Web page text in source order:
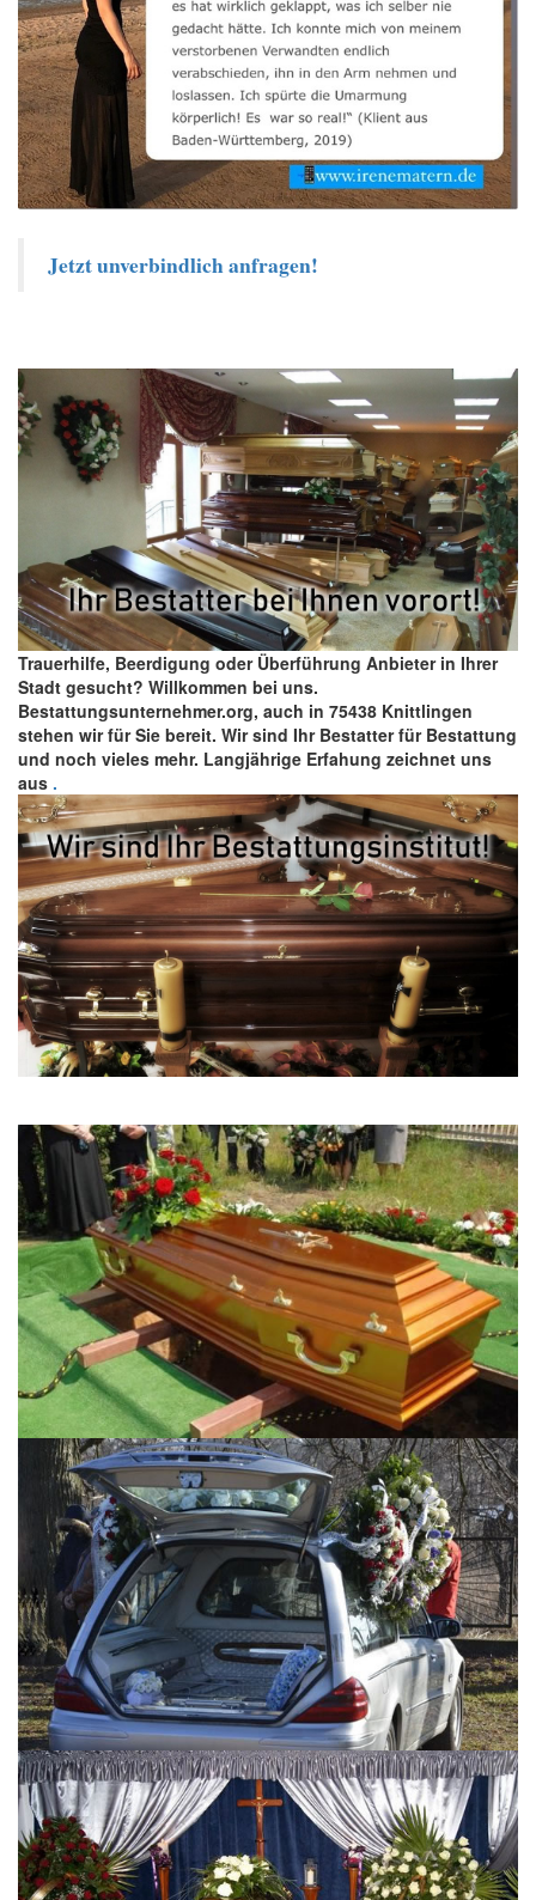
Jetzt unverbindlich anfragen!
Trauerhilfe, Beerdigung oder Überführung Anbieter in Ihrer
Stadt gesucht? Willkommen bei uns.
Bestattungsunternehmer.org, auch in 75438 Knittlingen
stehen wir für Sie bereit. Wir sind Ihr Bestatter für Bestattung
und noch vieles mehr. Langjährige Erfahung zeichnet uns
aus .